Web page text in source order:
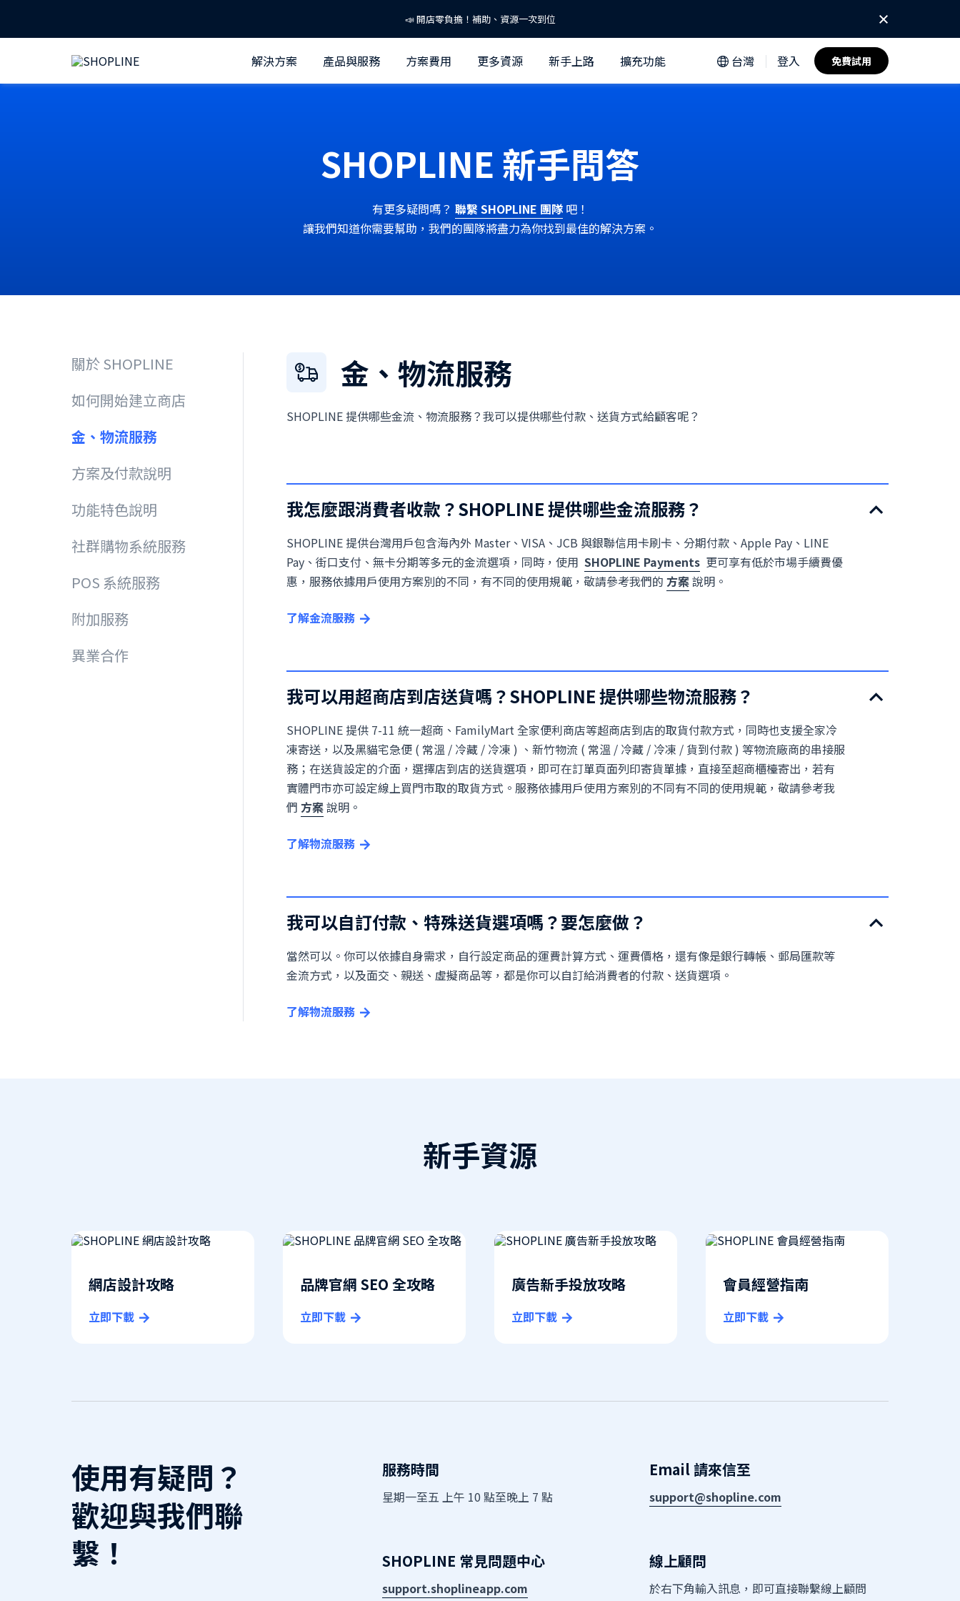
解決方案 產品與服務 方案費用 更多資源 新手上路 擴充功能 台灣 登入 免費試用
SHOPLINE 新手問答
有更多疑問嗎？ 聯繫 SHOPLINE 團隊 吧！
讓我們知道你需要幫助，我們的團隊將盡力為你找到最佳的解決方案。
關於 SHOPLINE
如何開始建立商店
金、物流服務
方案及付款說明
功能特色說明
社群購物系統服務
POS 系統服務
附加服務
異業合作
金、物流服務
SHOPLINE 提供哪些金流、物流服務？我可以提供哪些付款、送貨方式給顧客呢？
我怎麼跟消費者收款？SHOPLINE 提供哪些金流服務？
SHOPLINE 提供台灣用戶包含海內外 Master、VISA、JCB 與銀聯信用卡刷卡、分期付款、Apple Pay、LINE
Pay、街口支付、無卡分期等多元的金流選項，同時，使用 SHOPLINE Payments 更可享有低於市場手續費優
惠，服務依據用戶使用方案別的不同，有不同的使用規範，敬請參考我們的 方案說明。
了解金流服務
我可以用超商店到店送貨嗎？SHOPLINE 提供哪些物流服務？
SHOPLINE 提供 7-11 統一超商、FamilyMart 全家便利商店等超商店到店的取貨付款方式，同時也支援全家冷
凍寄送，以及黑貓宅急便 ( 常溫 / 冷藏 / 冷凍 ) 、新竹物流 ( 常溫 / 冷藏 / 冷凍 / 貨到付款 ) 等物流廠商的串接服
務；在送貨設定的介面，選擇店到店的送貨選項，即可在訂單頁面列印寄貨單據，直接至超商櫃檯寄出，若有
實體門市亦可設定線上買門市取的取貨方式。服務依據用戶使用方案別的不同有不同的使用規範，敬請參考我
們 方案說明。
了解物流服務
我可以自訂付款、特殊送貨選項嗎？要怎麼做？
當然可以。你可以依據自身需求，自行設定商品的運費計算方式、運費價格，還有像是銀行轉帳、郵局匯款等
金流方式，以及面交、親送、虛擬商品等，都是你可以自訂給消費者的付款、送貨選項。
了解物流服務
新手資源
網店設計攻略
立即下載
品牌官網 SEO 全攻略
立即下載
廣告新手投放攻略
立即下載
會員經營指南
立即下載
使用有疑問？
歡迎與我們聯
繫！
服務時間
星期一至五 上午 10 點至晚上 7 點
Email 請來信至
support@shopline.com
SHOPLINE 常見問題中心
support.shoplineapp.com
線上顧問
於右下角輸入訊息，即可直接聯繫線上顧問
🐱SHOPLINE 寵物聯萌啟動！ 攜手友善品牌守護浪浪！🐶
掌握 2026 AI 零售關鍵話題！免費下載「AI 零售趨勢報告」👉
🐱SHOPLINE 寵物聯萌啟動！ 攜手友善品牌守護浪浪！🐶